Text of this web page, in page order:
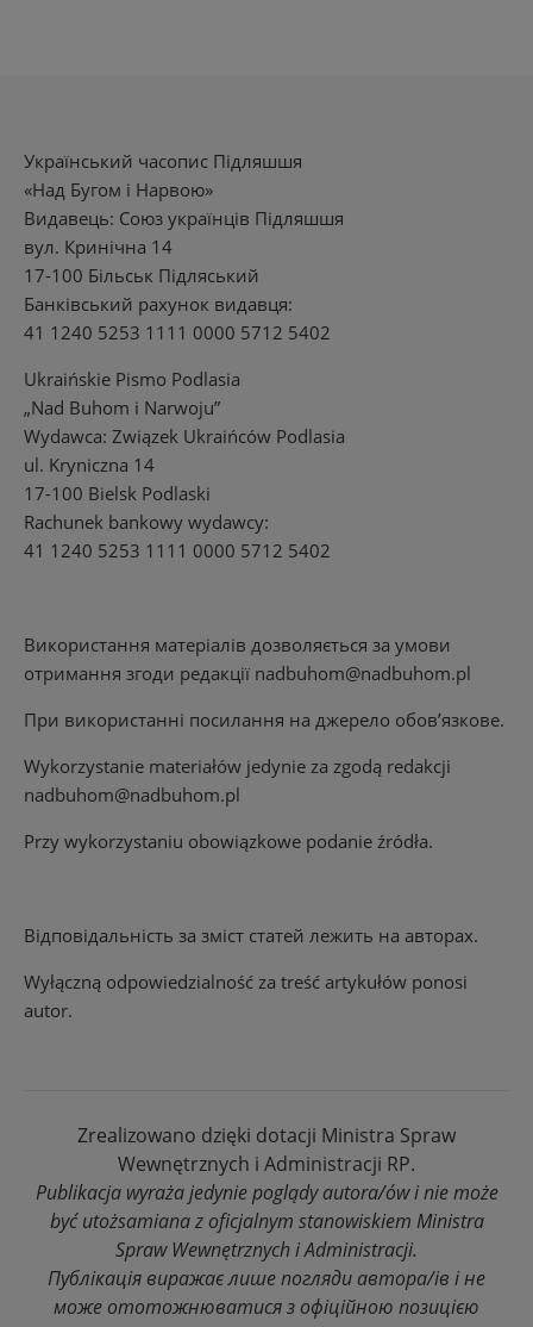
Український часопис Підляшшя
«Над Бугом і Нарвою»
Видавець: Союз українців Підляшшя
вул. Кринічна 14
17-100 Більськ Підляський
Банківський рахунок видавця:
41 1240 5253 1111 0000 5712 5402
Ukraińskie Pismo Podlasia
„Nad Buhom i Narwoju”
Wydawca: Związek Ukraińców Podlasia
ul. Kryniczna 14
17-100 Bielsk Podlaski
Rachunek bankowy wydawcy:
41 1240 5253 1111 0000 5712 5402
Використання матеріалів дозволяється за умови
отримання згоди редакції nadbuhom@nadbuhom.pl
При використанні посилання на джерело обов’язкове.
Wykorzystanie materiałów jedynie za zgodą redakcji
nadbuhom@nadbuhom.pl
Przy wykorzystaniu obowiązkowe podanie źródła.
Відповідальність за зміст статей лежить на авторах.
Wyłączną odpowiedzialność za treść artykułów ponosi
autor.
Zrealizowano dzięki dotacji Ministra Spraw
Wewnętrznych i Administracji RP.
Publikacja wyraża jedynie poglądy autora/ów i nie może
być utożsamiana z oficjalnym stanowiskiem Ministra
Spraw Wewnętrznych i Administracji.
Публікація виражає лише погляди автора/ів і не
може ототожнюватися з офіційною позицією